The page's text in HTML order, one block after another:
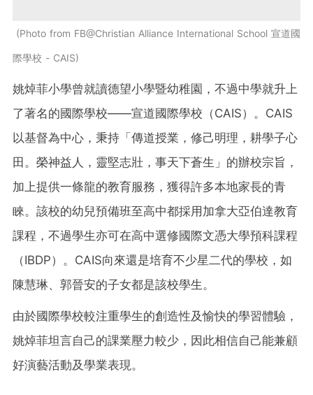
Photo from FB@Christian Alliance International School 宣道國
際學校 - CAIS
姚焯菲小學曾就讀德望小學暨幼稚園，不過中學就升上
了著名的國際學校——宣道國際學校（CAIS）。CAIS
以基督為中心，秉持「傳道授業，修己明理，耕學子心
田。榮神益人，靈堅志壯，事天下蒼生」的辦校宗旨，
加上提供一條龍的教育服務，獲得許多本地家長的青
睞。該校的幼兒預備班至高中都採用加拿大亞伯達教育
課程，不過學生亦可在高中選修國際文憑大學預科課程
（IBDP）。CAIS向來還是培育不少星二代的學校，如
陳慧琳、郭晉安的子女都是該校學生。
由於國際學校較注重學生的創造性及愉快的學習體驗，
姚焯菲坦言自己的課業壓力較少，因此相信自己能兼顧
好演藝活動及學業表現。